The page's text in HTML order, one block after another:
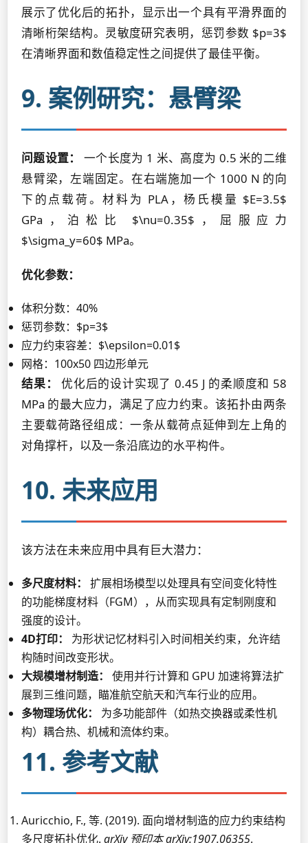
展示了优化后的拓扑，显示出一个具有平滑界面的
清晰桁架结构。灵敏度研究表明，惩罚参数 $p=3$
在清晰界面和数值稳定性之间提供了最佳平衡。
9. 案例研究：悬臂梁
问题设置：
一个长度为 1 米、高度为 0.5 米的二维
悬臂梁，左端固定。在右端施加一个 1000 N 的向
下的点载荷。材料为 PLA，杨氏模量 $E=3.5$
GPa，泊松比 $\nu=0.35$，屈服应力
$\sigma_y=60$ MPa。
优化参数：
体积分数：40%
惩罚参数：$p=3$
应力约束容差：$\epsilon=0.01$
网格：100x50 四边形单元
结果：
优化后的设计实现了 0.45 J 的柔顺度和 58
MPa 的最大应力，满足了应力约束。该拓扑由两条
主要载荷路径组成：一条从载荷点延伸到左上角的
对角撑杆，以及一条沿底边的水平构件。
10. 未来应用
该方法在未来应用中具有巨大潜力：
多尺度材料：
扩展相场模型以处理具有空间变化特性
的功能梯度材料（FGM），从而实现具有定制刚度和
强度的设计。
4D打印：
为形状记忆材料引入时间相关约束，允许结
构随时间改变形状。
大规模增材制造：
使用并行计算和 GPU 加速将算法扩
展到三维问题，瞄准航空航天和汽车行业的应用。
多物理场优化：
为多功能部件（如热交换器或柔性机
构）耦合热、机械和流体约束。
11. 参考文献
Auricchio, F., 等. (2019). 面向增材制造的应力约束结构
多尺度拓扑优化. arXiv 预印本 arXiv:1907.06355.